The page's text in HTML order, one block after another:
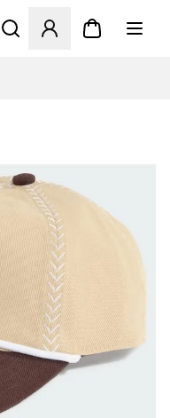
Åbner en Modal til at